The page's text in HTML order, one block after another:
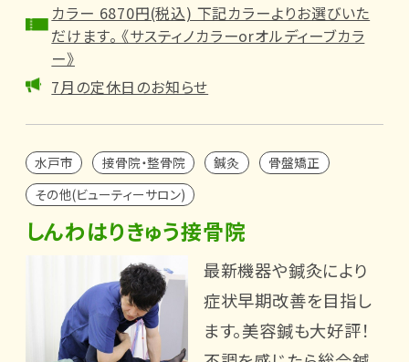
カラー 6870円(税込) 下記カラーよりお選びいた
だけます。 《サスティノカラーorオルディーブカラ
ー》
7月の定休日のお知らせ
水戸市 接骨院・整骨院 鍼灸
骨盤矯正
その他(ビューティーサロン)
しんわはりきゅう接骨院
最新機器や鍼灸により
症状早期改善を目指し
ます。美容鍼も大好評！